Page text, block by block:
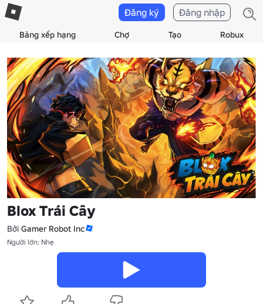
Bảng xếp hạng Chợ Tạo Robux
Đăng ký Đăng nhập
Blox Trái Cây
Bởi Gamer Robot Inc
Người lớn: Nhẹ